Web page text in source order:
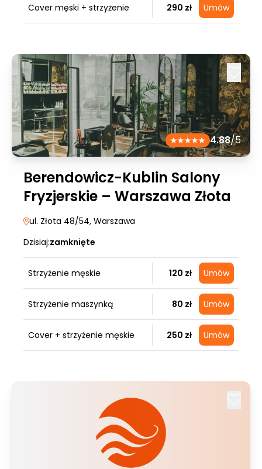
Cover męski + strzyżenie 290 zł Umów
4.88/5
Berendowicz-Kublin Salony
Fryzjerskie – Warszawa Złota
ul. Złota 48/54, Warszawa
Dzisiaj:zamknięte
Strzyżenie męskie 120 zł Umów
Strzyżenie maszynką 80 zł Umów
Cover + strzyżenie męskie 250 zł Umów